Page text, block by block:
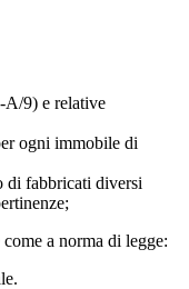
9) e relative
ogni immobile di
di fabbricati diversi
a norma di legge: